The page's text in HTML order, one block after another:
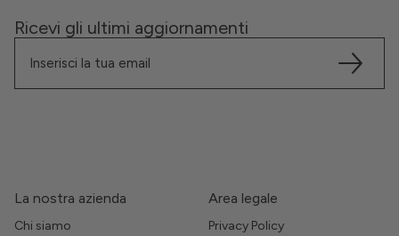
Ricevi gli ultimi aggiornamenti
La nostra azienda
Chi siamo
Area legale
Privacy Policy